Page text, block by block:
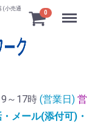
(小売通
0 Menu
～17時 (営業日) 営
メール(添付可)・